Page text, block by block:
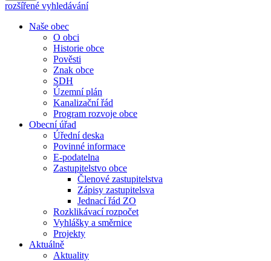
rozšířené vyhledávání
Naše obec
O obci
Historie obce
Pověsti
Znak obce
SDH
Územní plán
Kanalizační řád
Program rozvoje obce
Obecní úřad
Úřední deska
Povinné informace
E-podatelna
Zastupitelstvo obce
Členové zastupitelstva
Zápisy zastupitelsva
Jednací řád ZO
Rozklikávací rozpočet
Vyhlášky a směrnice
Projekty
Aktuálně
Aktuality